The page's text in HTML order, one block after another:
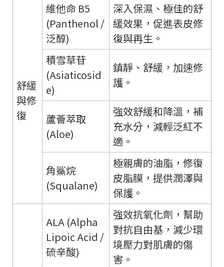
舒緩
與修
復
維他命 B5
(Panthenol /
泛醇)
深入保濕、極佳的舒
緩效果，促進表皮修
復與再生。
積雪草苷
(Asiaticosid
e)
鎮靜、舒緩，加速修
護。
蘆薈萃取
(Aloe)
強效舒緩和降溫，補
充水分，減輕泛紅不
適。
角鯊烷
(Squalane)
極親膚的油脂，修復
皮脂膜，提供潤澤與
保護。
ALA (Alpha
Lipoic Acid /
硫辛酸)
強效抗氧化劑，幫助
對抗自由基，減少環
境壓力對肌膚的傷
害。